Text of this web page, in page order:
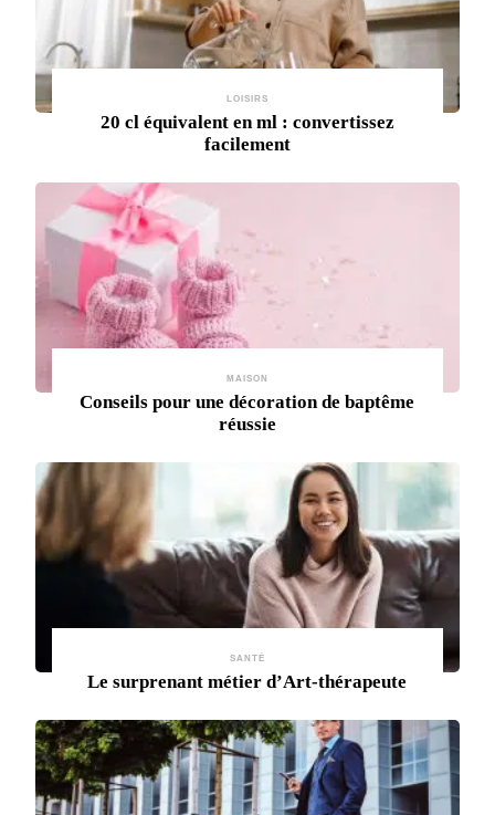
LOISIRS
20 cl équivalent en ml : convertissez
facilement
MAISON
Conseils pour une décoration de baptême
réussie
SANTÉ
Le surprenant métier d’Art-thérapeute